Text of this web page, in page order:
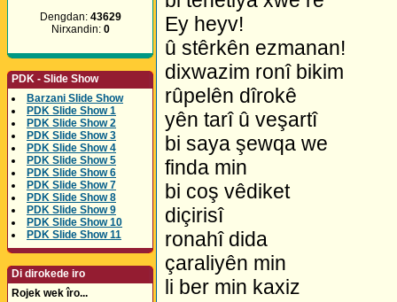
Dengdan: 43629
Nirxandin: 0
PDK - Slide Show
Barzani Slide Show
PDK Slide Show 1
PDK Slide Show 2
PDK Slide Show 3
PDK Slide Show 4
PDK Slide Show 5
PDK Slide Show 6
PDK Slide Show 7
PDK Slide Show 8
PDK Slide Show 9
PDK Slide Show 10
PDK Slide Show 11
Di dirokede iro
Rojek wek îro...
Ey heyv!
û stêrkên ezmanan!
dixwazim ronî bikim
rûpelên dîrokê
yên tarî û veşartî
bi saya şewqa we
finda min
bi coş vêdiket
diçirisî
ronahî dida
çaraliyên min
li ber min kaxiz